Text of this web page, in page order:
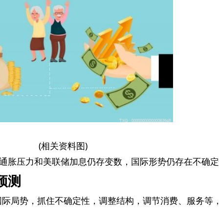
(相关资料图)
胀压力和美联储加息仍存变数，国际形势仍存在不确
测
局势，抓住不确定性，调整结构，调节消费、服务等